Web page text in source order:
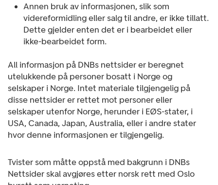
Annen bruk av informasjonen, slik som
videreformidling eller salg til andre, er ikke tillatt.
Dette gjelder enten det er i bearbeidet eller
ikke-bearbeidet form.
All informasjon på DNBs nettsider er beregnet
utelukkende på personer bosatt i Norge og
selskaper i Norge. Intet materiale tilgjengelig på
disse nettsider er rettet mot personer eller
selskaper utenfor Norge, herunder i EØS-stater, i
USA, Canada, Japan, Australia, eller i andre stater
hvor denne informasjonen er tilgjengelig.
Tvister som måtte oppstå med bakgrunn i DNBs
Nettsider skal avgjøres etter norsk rett med Oslo